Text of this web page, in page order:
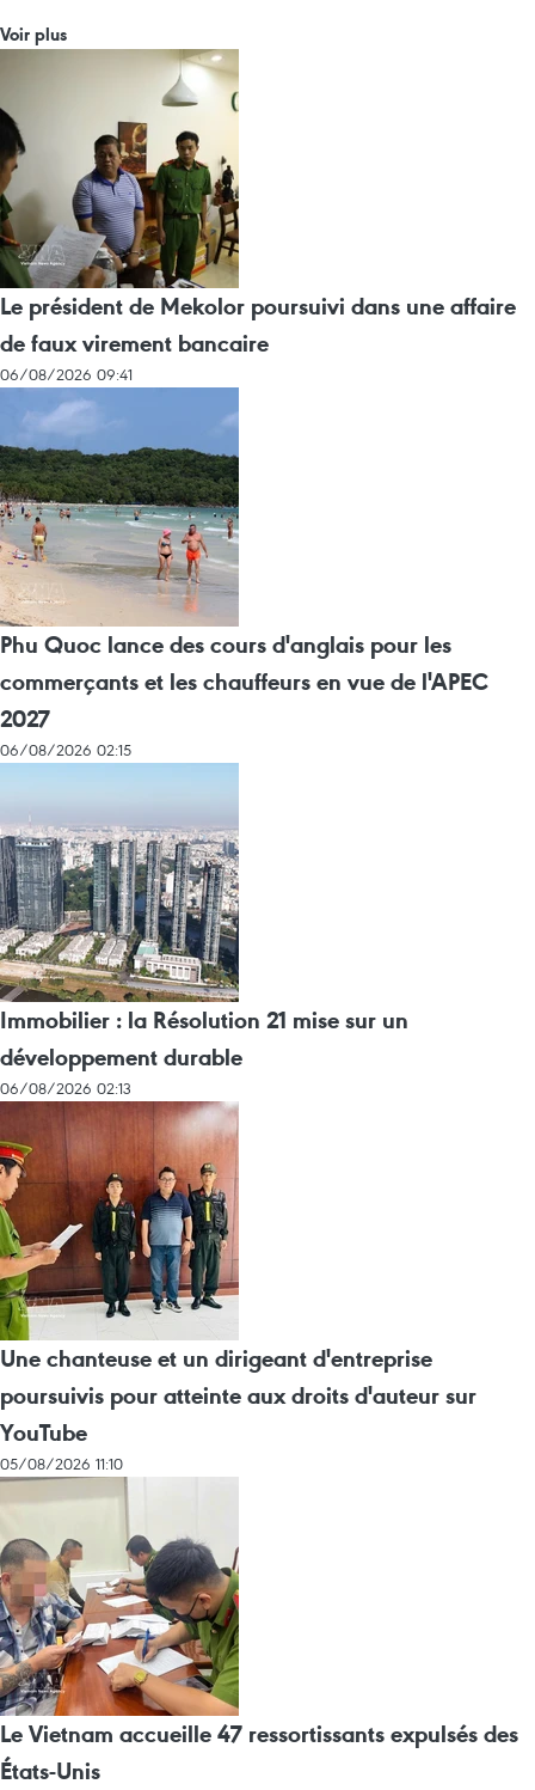
Voir plus
Le président de Mekolor poursuivi dans une affaire
de faux virement bancaire
06/08/2026 09:41
Phu Quoc lance des cours d'anglais pour les
commerçants et les chauffeurs en vue de l'APEC
2027
06/08/2026 02:15
Immobilier : la Résolution 21 mise sur un
développement durable
06/08/2026 02:13
Une chanteuse et un dirigeant d'entreprise
poursuivis pour atteinte aux droits d'auteur sur
YouTube
05/08/2026 11:10
Le Vietnam accueille 47 ressortissants expulsés des
États-Unis